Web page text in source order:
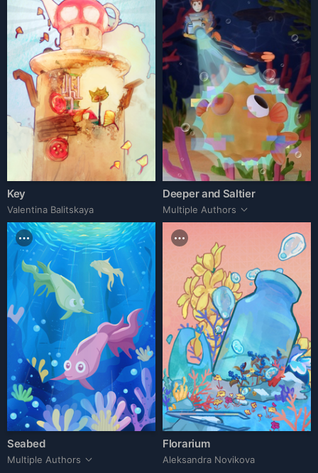
Key
Valentina Balitskaya
Deeper and Saltier
Multiple Authors
Seabed
Multiple Authors
Florarium
Aleksandra Novikova